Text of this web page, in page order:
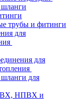
трубы и фитинги
для
для
для
НПВХ и